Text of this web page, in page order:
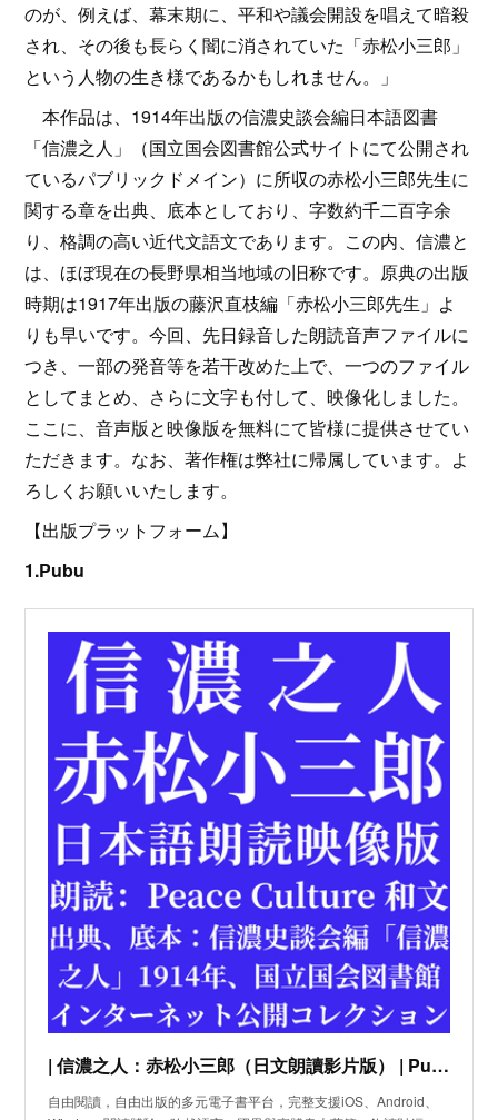
のが、例えば、幕末期に、平和や議会開設を唱えて暗殺
され、その後も長らく闇に消されていた「赤松小三郎」
という人物の生き様であるかもしれません。」
本作品は、1914年出版の信濃史談会編日本語図書
「信濃之人」（国立国会図書館公式サイトにて公開され
ているパブリックドメイン）に所収の赤松小三郎先生に
関する章を出典、底本としており、字数約千二百字余
り、格調の高い近代文語文であります。この内、信濃と
は、ほぼ現在の長野県相当地域の旧称です。原典の出版
時期は1917年出版の藤沢直枝編「赤松小三郎先生」よ
りも早いです。今回、先日録音した朗読音声ファイルに
つき、一部の発音等を若干改めた上で、一つのファイル
としてまとめ、さらに文字も付して、映像化しました。
ここに、音声版と映像版を無料にて皆様に提供させてい
ただきます。なお、著作権は弊社に帰属しています。よ
ろしくお願いいたします。
【出版プラットフォーム】
1.Pubu
| 信濃之人：赤松小三郎（日文朗讀影片版） | Pubu -
自由閱讀，自由出版的多元電子書平台，完整支援iOS、Android、